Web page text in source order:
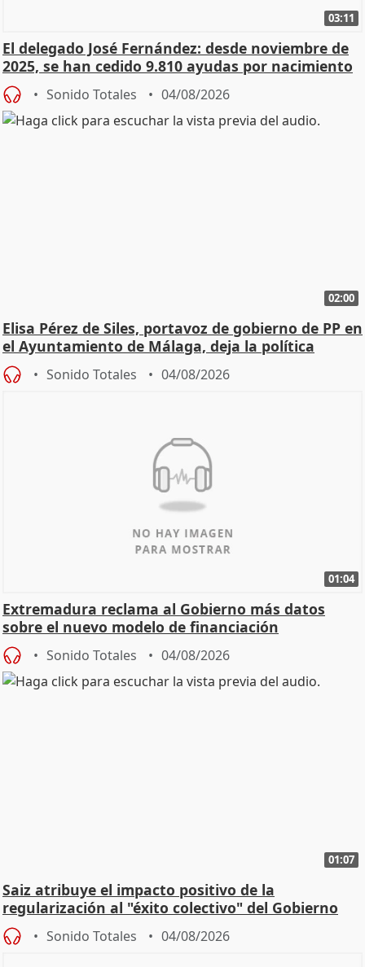
03:11
El delegado José Fernández: desde noviembre de
2025, se han cedido 9.810 ayudas por nacimiento
Sonido Totales 04/08/2026
02:00
Elisa Pérez de Siles, portavoz de gobierno de PP en
el Ayuntamiento de Málaga, deja la política
Sonido Totales 04/08/2026
01:04
Extremadura reclama al Gobierno más datos
sobre el nuevo modelo de financiación
Sonido Totales 04/08/2026
01:07
Saiz atribuye el impacto positivo de la
regularización al "éxito colectivo" del Gobierno
Sonido Totales 04/08/2026